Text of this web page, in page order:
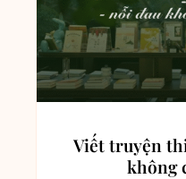
Viết truyện
không